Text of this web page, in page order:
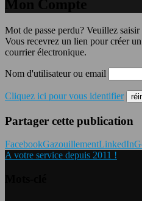
Mot de passe perdu? Veuillez
Vous recevrez un lien pour créer
courrier électronique.
Nom d'utilisateur ou email
Cliquez ici pour vous identifier
Partager cette publication
FacebookGazouillementLinkedIn
A votre service depuis 2011 !